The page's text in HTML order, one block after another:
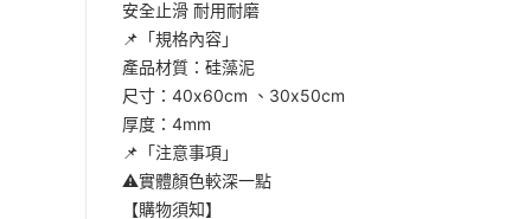
安全止滑 耐用耐磨
📌「規格內容」
產品材質：硅藻泥
尺寸：40x60cm 、30x50cm
厚度：4mm
📌「注意事項」
⚠️實體顏色較深一點
【購物須知】